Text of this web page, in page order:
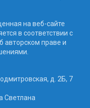
на веб-сайте
в соответствии с
авторском праве и
д. 2Б, 7
Светлана